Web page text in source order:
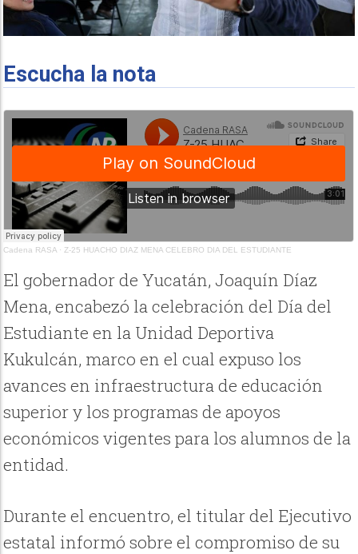
Escucha la nota
Cadena RASA · Z-25 HUACHO DIAZ MENA CELEBRO DIA DEL ESTUDIANTE
El gobernador de Yucatán, Joaquín Díaz
Mena, encabezó la celebración del Día del
Estudiante en la Unidad Deportiva
Kukulcán, marco en el cual expuso los
avances en infraestructura de educación
superior y los programas de apoyos
económicos vigentes para los alumnos de la
entidad.
Durante el encuentro, el titular del Ejecutivo
estatal informó sobre el compromiso de su